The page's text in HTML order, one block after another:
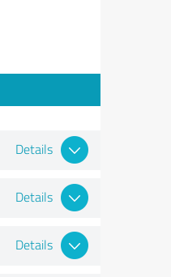
Details
Details
Details